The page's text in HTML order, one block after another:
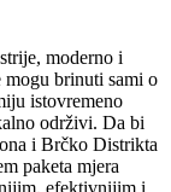
moderno i
mogu brinuti sami o
istovremeno
održivi. Da bi
i Brčko Distrikta
paketa mjera
efektivnijim i